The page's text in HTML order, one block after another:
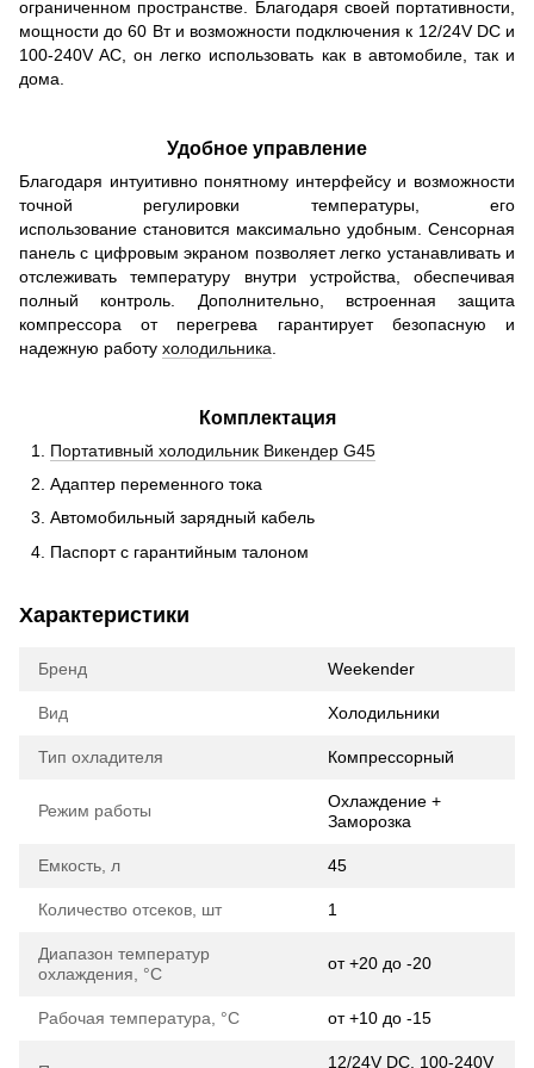
ограниченном пространстве. Благодаря своей портативности,
мощности до 60 Вт и возможности подключения к 12/24V DC и
100-240V AC, он легко использовать как в автомобиле, так и
дома.
Удобное управление
Благодаря интуитивно понятному интерфейсу и возможности
точной регулировки температуры, его
использование становится максимально удобным. Сенсорная
панель с цифровым экраном позволяет легко устанавливать и
отслеживать температуру внутри устройства, обеспечивая
полный контроль. Дополнительно, встроенная защита
компрессора от перегрева гарантирует безопасную и
надежную работу холодильника
Комплектация
Портативный холодильник Викендер G45
Адаптер переменного тока
Автомобильный зарядный кабель
Паспорт с гарантийным талоном
Характеристики
Бренд Weekender
Вид Холодильники
Тип охладителя Компрессорный
Режим работы
Охлаждение +
Заморозка
Емкость, л 45
Количество отсеков, шт 1
Диапазон температур
охлаждения, °C
от +20 до -20
Рабочая температура, °C от +10 до -15
12/24V DC. 100-240V